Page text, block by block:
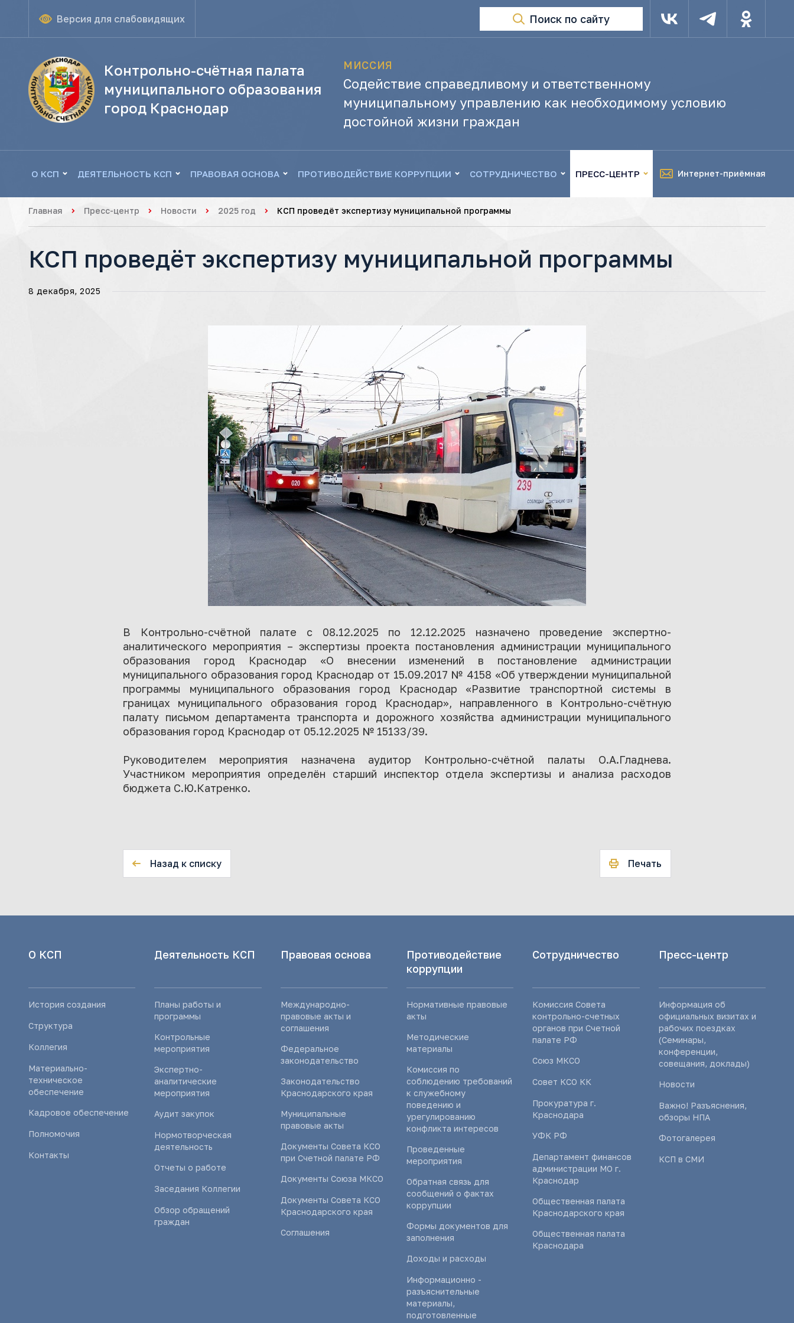
Версия для слабовидящих Поиск по сайту
Контрольно-счётная палата
муниципального образования
город Краснодар
МИССИЯ
Содействие справедливому и ответственному
муниципальному управлению как необходимому условию
достойной жизни граждан
О КСП ДЕЯТЕЛЬНОСТЬ КСП ПРАВОВАЯ ОСНОВА ПРОТИВОДЕЙСТВИЕ КОРРУПЦИИ СОТРУДНИЧЕСТВО ПРЕСС-ЦЕНТР Интернет-приёмная
Главная Пресс-центр Новости 2025 год КСП проведёт экспертизу муниципальной программы
КСП проведёт экспертизу муниципальной программы
8 декабря, 2025
В Контрольно-счётной палате с 08.12.2025 по 12.12.2025 назначено проведение экспертно-
аналитического мероприятия – экспертизы проекта постановления администрации муниципального
образования город Краснодар «О внесении изменений в постановление администрации
муниципального образования город Краснодар от 15.09.2017 № 4158 «Об утверждении муниципальной
программы муниципального образования город Краснодар «Развитие транспортной системы в
границах муниципального образования город Краснодар», направленного в Контрольно-счётную
палату письмом департамента транспорта и дорожного хозяйства администрации муниципального
образования город Краснодар от 05.12.2025 № 15133/39.
Руководителем мероприятия назначена аудитор Контрольно-счётной палаты О.А.Гладнева.
Участником мероприятия определён старший инспектор отдела экспертизы и анализа расходов
бюджета С.Ю.Катренко.
Назад к списку Печать
О КСП
История создания
Структура
Коллегия
Материально-
техническое
обеспечение
Кадровое обеспечение
Полномочия
Контакты
Деятельность КСП
Планы работы и
программы
Контрольные
мероприятия
Экспертно-
аналитические
мероприятия
Аудит закупок
Нормотворческая
деятельность
Отчеты о работе
Заседания Коллегии
Обзор обращений
граждан
Правовая основа
Международно-
правовые акты и
соглашения
Федеральное
законодательство
Законодательство
Краснодарского края
Муниципальные
правовые акты
Документы Совета КСО
при Счетной палате РФ
Документы Союза МКСО
Документы Совета КСО
Краснодарского края
Соглашения
Противодействие
коррупции
Нормативные правовые
акты
Методические
материалы
Комиссия по
соблюдению требований
к служебному
поведению и
урегулированию
конфликта интересов
Проведенные
мероприятия
Обратная связь для
сообщений о фактах
коррупции
Формы документов для
заполнения
Доходы и расходы
Информационно -
разъяснительные
материалы,
подготовленные
Сотрудничество
Комиссия Совета
контрольно-счетных
органов при Счетной
палате РФ
Союз МКСО
Совет КСО КК
Прокуратура г.
Краснодара
УФК РФ
Департамент финансов
администрации МО г.
Краснодар
Общественная палата
Краснодарского края
Общественная палата
Краснодара
Пресс-центр
Информация об
официальных визитах и
рабочих поездках
(Семинары,
конференции,
совещания, доклады)
Новости
Важно! Разъяснения,
обзоры НПА
Фотогалерея
КСП в СМИ